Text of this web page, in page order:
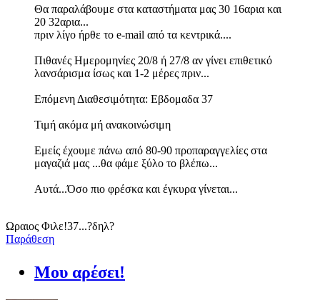
Θα παραλάβουμε στα καταστήματα μας 30 16αρια και
20 32αρια...
πριν λίγο ήρθε το e-mail από τα κεντρικά....
Πιθανές Ημερομηνίες 20/8 ή 27/8 αν γίνει επιθετικό
λανσάρισμα ίσως και 1-2 μέρες πριν...
Επόμενη Διαθεσιμότητα: Εβδομαδα 37
Τιμή ακόμα μή ανακοινώσιμη
Εμείς έχουμε πάνω από 80-90 προπαραγγελίες στα
μαγαζιά μας ...θα φάμε ξύλο το βλέπω...
Αυτά...Όσο πιο φρέσκα και έγκυρα γίνεται...
Ωραιος Φιλε!37...?δηλ?
Παράθεση
Μου αρέσει!